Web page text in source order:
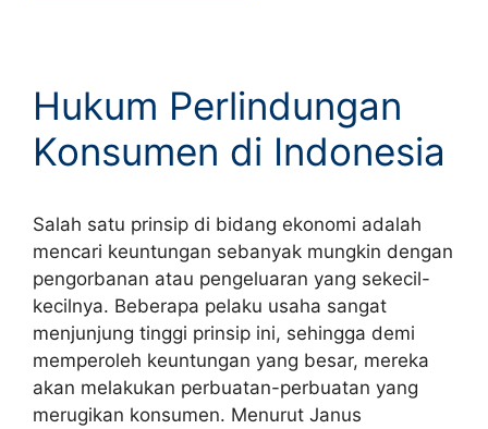
Hukum Perlindungan
Konsumen di Indonesia
Salah satu prinsip di bidang ekonomi adalah
mencari keuntungan sebanyak mungkin dengan
pengorbanan atau pengeluaran yang sekecil-
kecilnya. Beberapa pelaku usaha sangat
menjunjung tinggi prinsip ini, sehingga demi
memperoleh keuntungan yang besar, mereka
akan melakukan perbuatan-perbuatan yang
merugikan konsumen. Menurut Janus